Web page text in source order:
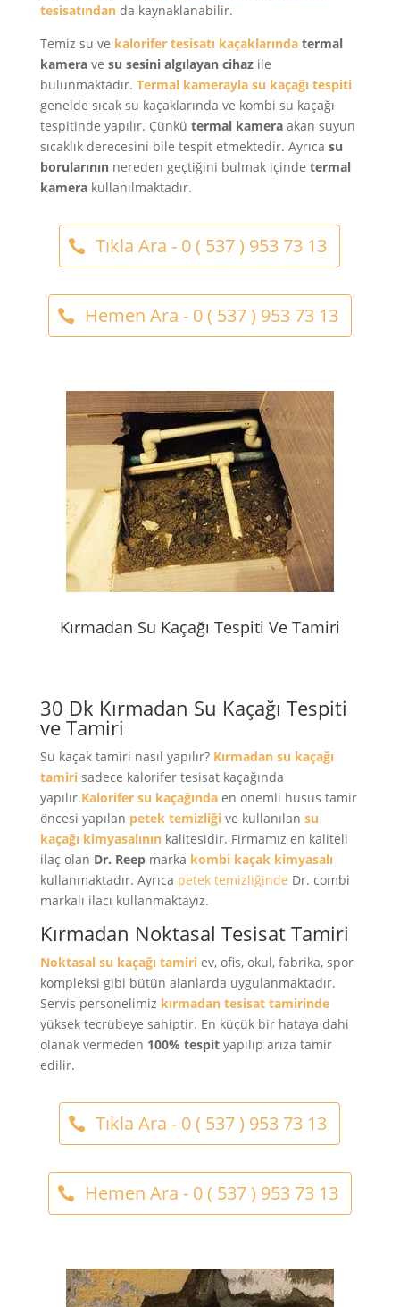
tesisatındanda kaynaklanabilir.
Temiz su ve kalorifer tesisatı kaçaklarındatermal
kamerave su sesini algılayan cihazile
bulunmaktadır. Termal kamerayla su kaçağı tespiti
genelde sıcak su kaçaklarında ve kombi su kaçağı
tespitinde yapılır. Çünkü termal kameraakan suyun
sıcaklık derecesini bile tespit etmektedir. Ayrıca su
borularınınnereden geçtiğini bulmak içinde termal
kamerakullanılmaktadır.
Tıkla Ara - 0 ( 537 ) 953 73 13
Hemen Ara - 0 ( 537 ) 953 73 13
Kırmadan Su Kaçağı Tespiti Ve Tamiri
30 Dk Kırmadan Su Kaçağı Tespiti
ve Tamiri
Su kaçak tamiri nasıl yapılır? Kırmadan su kaçağı
tamirisadece kalorifer tesisat kaçağında
yapılır.Kalorifer su kaçağındaen önemli husus tamir
öncesi yapılan petek temizliğive kullanılan su
kaçağı kimyasalınınkalitesidir. Firmamız en kaliteli
ilaç olan Dr. Reepmarka kombi kaçak kimyasalı
kullanmaktadır. Ayrıca petek temizliğinde Dr. combi
markalı ilacı kullanmaktayız.
Kırmadan Noktasal Tesisat Tamiri
Noktasal su kaçağı tamiriev, ofis, okul, fabrika, spor
kompleksi gibi bütün alanlarda uygulanmaktadır.
Servis personelimiz kırmadan tesisat tamirinde
yüksek tecrübeye sahiptir. En küçük bir hataya dahi
olanak vermeden 100% tespityapılıp arıza tamir
edilir.
Tıkla Ara - 0 ( 537 ) 953 73 13
Hemen Ara - 0 ( 537 ) 953 73 13